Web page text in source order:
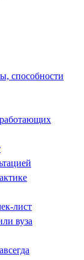
способности
лист
вуза